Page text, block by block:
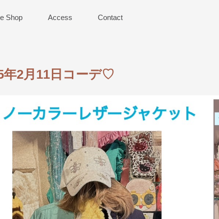
Shop Access Contact
年2月11日コーデ♡